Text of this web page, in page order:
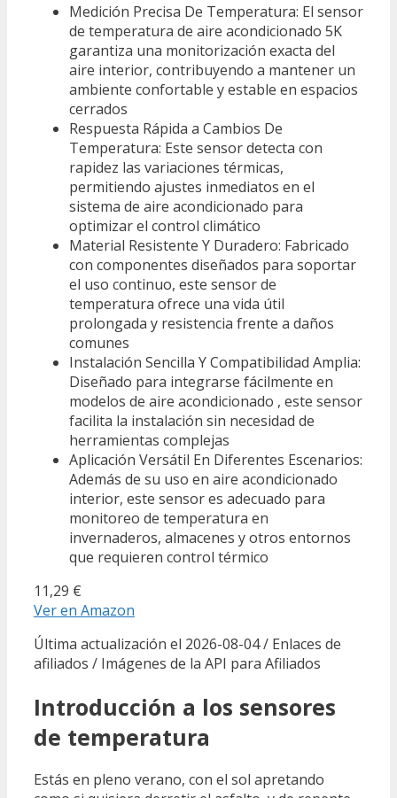
Medición Precisa De Temperatura: El sensor
de temperatura de aire acondicionado 5K
garantiza una monitorización exacta del
aire interior, contribuyendo a mantener un
ambiente confortable y estable en espacios
cerrados
Respuesta Rápida a Cambios De
Temperatura: Este sensor detecta con
rapidez las variaciones térmicas,
permitiendo ajustes inmediatos en el
sistema de aire acondicionado para
optimizar el control climático
Material Resistente Y Duradero: Fabricado
con componentes diseñados para soportar
el uso continuo, este sensor de
temperatura ofrece una vida útil
prolongada y resistencia frente a daños
comunes
Instalación Sencilla Y Compatibilidad Amplia:
Diseñado para integrarse fácilmente en
modelos de aire acondicionado , este sensor
facilita la instalación sin necesidad de
herramientas complejas
Aplicación Versátil En Diferentes Escenarios:
Además de su uso en aire acondicionado
interior, este sensor es adecuado para
monitoreo de temperatura en
invernaderos, almacenes y otros entornos
que requieren control térmico
11,29 €
Ver en Amazon
Última actualización el 2026-08-04 / Enlaces de
afiliados / Imágenes de la API para Afiliados
Introducción a los sensores
de temperatura
Estás en pleno verano, con el sol apretando